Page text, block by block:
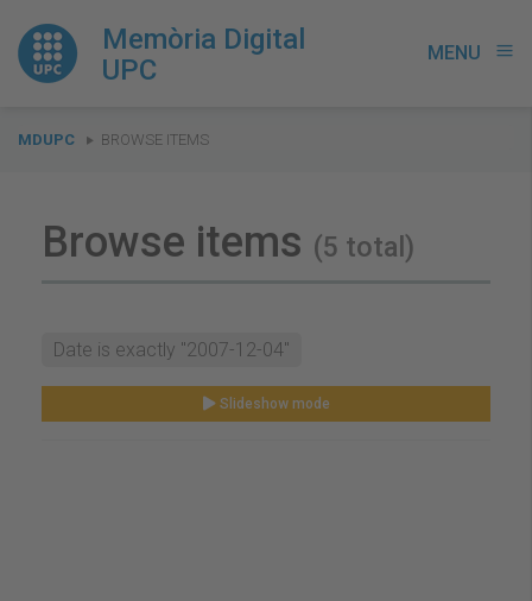
Memòria Digital
UPC
MENU menu
You
MDUPC BROWSE ITEMS
Browse items (5 total)
Date is exactly "2007-12-04"
Slideshow mode